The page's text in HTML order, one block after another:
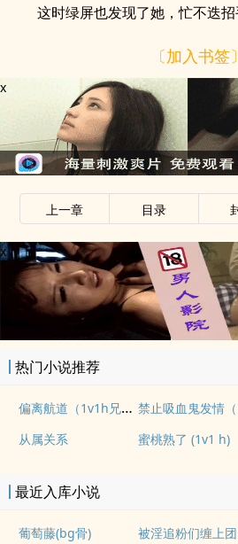
这时绿屏也发现了她，忙不迭
〔加入书签〕
x
上一章 目录
x
热门小说推荐
偏离航道（1v1h兄妹骨科bg）
从属关系 蜜桃熟了 (1v1 h)
最近入库小说
葡萄藤(bg骨)